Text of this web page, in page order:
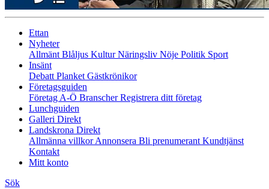
Ettan
Nyheter
Allmänt Blåljus KulturNäringsliv Nöje Politik Sport
Insänt
Debatt Planket Gästkrönikor
Företagsguiden
Företag A-Ö BranscherRegistrera ditt företag
Lunchguiden
Galleri Direkt
Landskrona Direkt
Allmänna villkorAnnonsera Bli prenumerant Kundtjänst
Kontakt
Mitt konto
Sök